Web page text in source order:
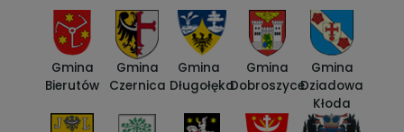
Gmina
Bierutów
Gmina
Czernica
Gmina
Długołęka
Gmina
Dobroszyce
Gmina
Dziadowa
Kłoda